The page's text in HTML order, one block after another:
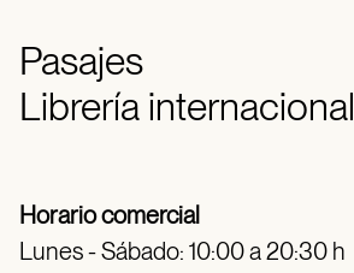
Pasajes
Librería internacional
Horario comercial
Lunes - Sábado: 10:00 a 20:30 h